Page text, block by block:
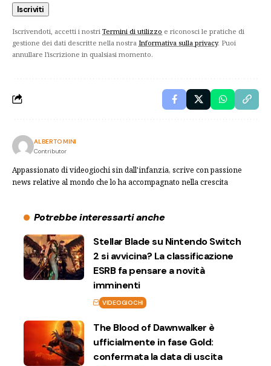
Iscrivendoti, accetti i nostri Termini di utilizzo e riconosci le pratiche di
gestione dei dati descritte nella nostra Informativa sulla privacy. Puoi
annullare l'iscrizione in qualsiasi momento.
ALBERTO MINI
Contributor
Appassionato di videogiochi sin dall'infanzia, scrive con passione
news relative al mondo che lo ha accompagnato nella crescita
Potrebbe interessarti anche
Stellar Blade su Nintendo Switch
2 si avvicina? La classificazione
ESRB fa pensare a novità
imminenti
VIDEOGIOCHI
The Blood of Dawnwalker è
ufficialmente in fase Gold:
confermata la data di uscita